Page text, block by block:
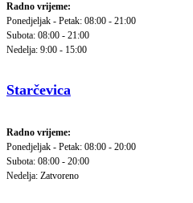
Radno vrijeme:
Ponedjeljak - Petak: 08:00 - 21:00
Subota: 08:00 - 21:00
Nedelja: 9:00 - 15:00
Starčevica
Radno vrijeme:
Ponedjeljak - Petak: 08:00 - 20:00
Subota: 08:00 - 20:00
Nedelja: Zatvoreno